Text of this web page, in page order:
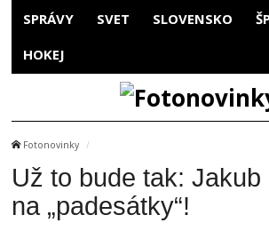
SPRÁVY SVET SLOVENSKO
HOKEJ
Fotonovinky
Už to bude tak: Jakub
na „padesátky“!